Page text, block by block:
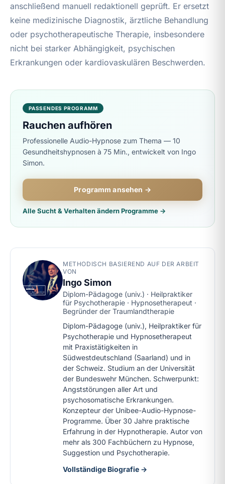
anschließend manuell redaktionell geprüft. Er ersetzt
keine medizinische Diagnostik, ärztliche Behandlung
oder psychotherapeutische Therapie, insbesondere
nicht bei starker Abhängigkeit, psychischen
Erkrankungen oder kardiovaskulären Beschwerden.
PASSENDES PROGRAMM
Rauchen aufhören
Professionelle Audio-Hypnose zum Thema — 10
Gesundheitshypnosen à 75 Min., entwickelt von Ingo
Simon.
Programm ansehen →
Alle Sucht & Verhalten ändern Programme →
METHODISCH BASIEREND AUF DER ARBEIT
VON
Ingo Simon
Diplom-Pädagoge (univ.) · Heilpraktiker
für Psychotherapie · Hypnosetherapeut ·
Begründer der Traumlandtherapie
Diplom-Pädagoge (univ.), Heilpraktiker für
Psychotherapie und Hypnosetherapeut
mit Praxistätigkeiten in
Südwestdeutschland (Saarland) und in
der Schweiz. Studium an der Universität
der Bundeswehr München. Schwerpunkt:
Angststörungen aller Art und
psychosomatische Erkrankungen.
Konzepteur der Unibee-Audio-Hypnose-
Programme. Über 30 Jahre praktische
Erfahrung in der Hypnotherapie. Autor von
mehr als 300 Fachbüchern zu Hypnose,
Suggestion und Psychotherapie.
Vollständige Biografie →